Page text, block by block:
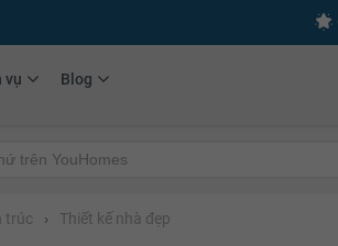
vụ Blog
trúc › Thiết kế nhà đẹp